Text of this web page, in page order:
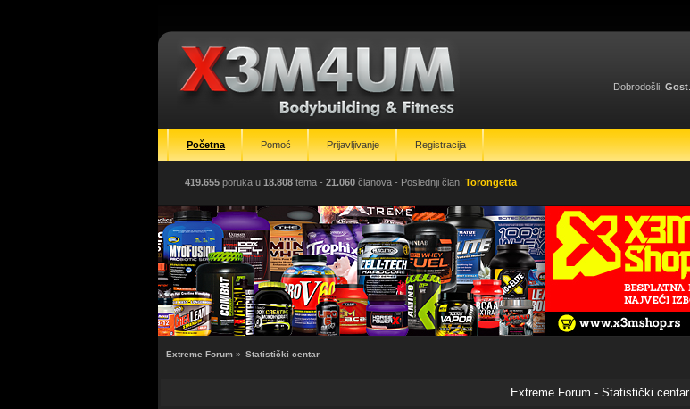
Dobrodošli, Gost
Početna Pomoć Prijavljivanje Registracija
419.655 poruka u 18.808 tema - 21.060 članova - Poslednji član: Torongetta
Extreme Forum » Statistički centar
Extreme Forum - Statistički centar